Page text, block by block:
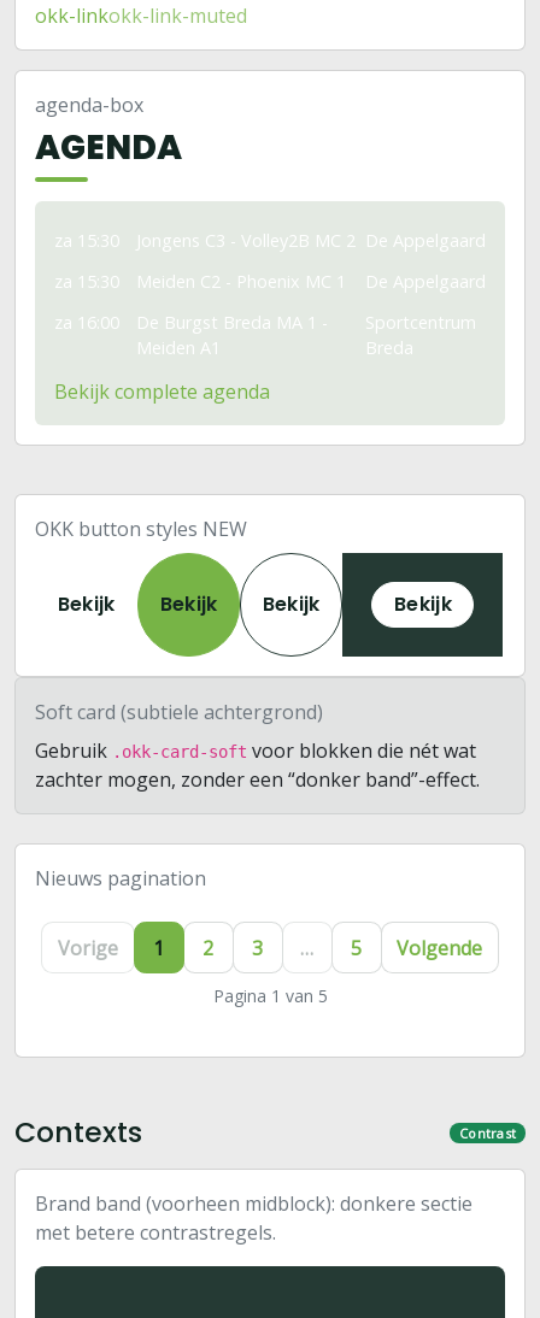
okk-linkokk-link-muted
agenda-box
AGENDA
za 15:30 Jongens C3 - Volley2B MC 2 De Appelgaard
za 15:30
Meiden C2 - Phoenix MC 1
De Appelgaard
za 16:00
De Burgst Breda MA 1 -
Meiden A1
Sportcentrum
Breda
Bekijk complete agenda
OKK button styles NEW
Bekijk Bekijk Bekijk Bekijk
Soft card (subtiele achtergrond)
Gebruik .okk-card-soft voor blokken die nét wat
zachter mogen, zonder een “donker band”-effect.
Nieuws pagination
Vorige 1 2 3 … 5 Volgende
Pagina 1 van 5
Contexts Contrast
Brand band (voorheen midblock): donkere sectie
met betere contrastregels.